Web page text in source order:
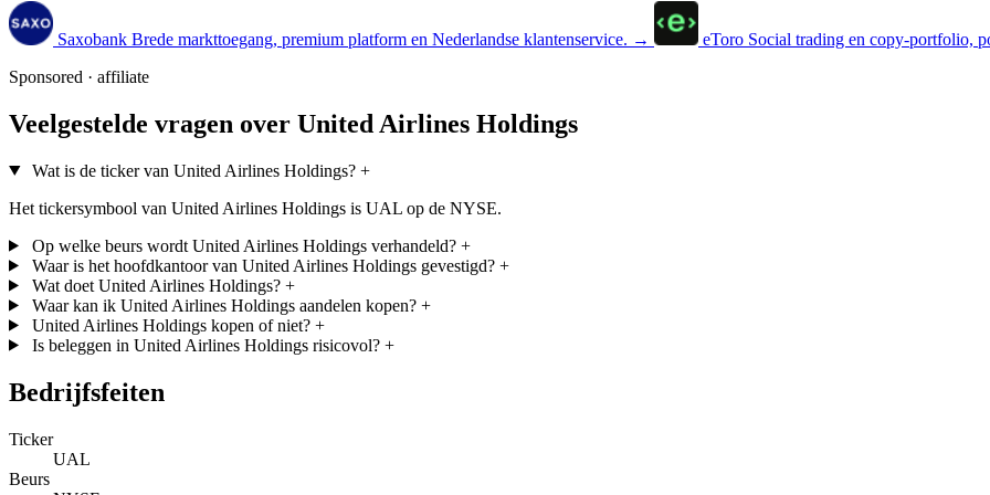
Saxobank Brede markttoegang, premium platform en Nederlandse klantenservice. → eToro Social trading en copy-portfolio,
Sponsored · affiliate
Veelgestelde vragen over United Airlines Holdings
Wat is de ticker van United Airlines Holdings? +
Het tickersymbool van United Airlines Holdings is UAL op de NYSE.
Op welke beurs wordt United Airlines Holdings verhandeld? +
Waar is het hoofdkantoor van United Airlines Holdings gevestigd? +
Wat doet United Airlines Holdings? +
Waar kan ik United Airlines Holdings aandelen kopen? +
United Airlines Holdings kopen of niet? +
Is beleggen in United Airlines Holdings risicovol? +
Bedrijfsfeiten
Ticker
UAL
Beurs